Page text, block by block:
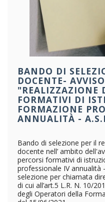
BANDO DI
DOCENTE-
"REALIZZAZIONE
FORMATIVI DI
FORMAZIONE
ANNUALITÀ -
Bando di selezione per il
docente nell’ ambito
percorsi formativi di
professionale IV annualità
selezione per chiamata
di cui all’art.5 L.R. N. 10/
degli Operatori della